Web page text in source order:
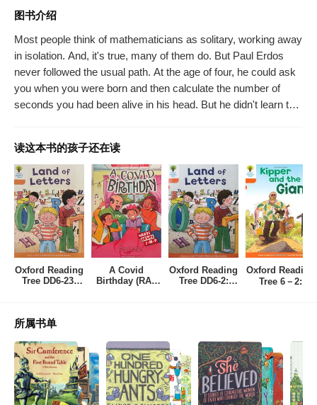
图书介绍
Most people think of mathematicians as solitary, working away
in isolation. And, it's true, many of them do. But Paul Erdos
never followed the usual path. At the age of four, he could ask
you when you were born and then calculate the number of
seconds you had been alive in his head. But he didn't learn to
collaborating on an astonishing number of publications. With a
simple, lyrical text and richly layered illustrations, this is a
beautiful introduction to the world of math and a fascinating
look at the unique character traits that made "Uncle Paul" a
great man. A Kirkus Reviews Best Book of 2013 A New York
Times Book Review Notable Children's Book of 2013
读这本书的孩子还在读
Oxford Reading
Tree DD6-23:
A Covid
Birthday (RAZ
Oxford Reading
Tree DD6-2:
Oxford Reading
Tree 6－2:
所属书单